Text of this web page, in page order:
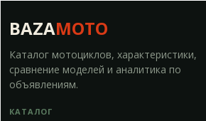
BAZAMOTO
Каталог мотоциклов, характеристики,
сравнение моделей и аналитика по
объявлениям.
КАТАЛОГ